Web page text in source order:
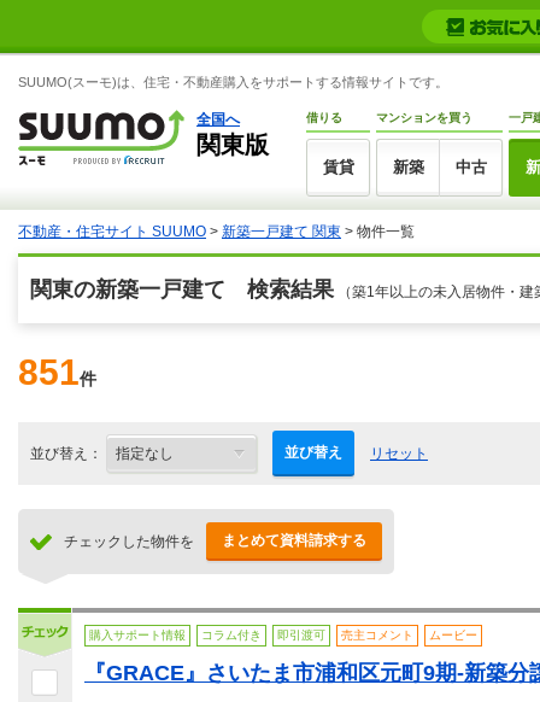
SUUMO(スーモ)は、住宅・不動産購入をサポートする情報サイトです。
全国へ
関東版
借りる
賃貸
マンションを買う
新築 中古
一戸
不動産・住宅サイト SUUMO > 新築一戸建て 関東 > 物件一覧
関東の新築一戸建て 検索結果 （築1年以上の未入居物件・
851件
並び替え： 並び替え リセット
チェックした物件を まとめて資料請求する
購入サポート情報 コラム付き 即引渡可 売主コメント ムービー
『GRACE』さいたま市浦和区元町9期-新築分